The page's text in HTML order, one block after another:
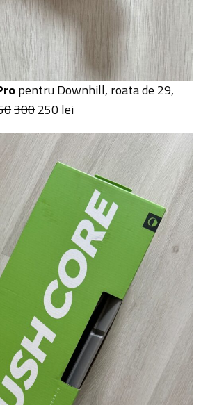
pentru Downhill, roata de 29,
300250 lei